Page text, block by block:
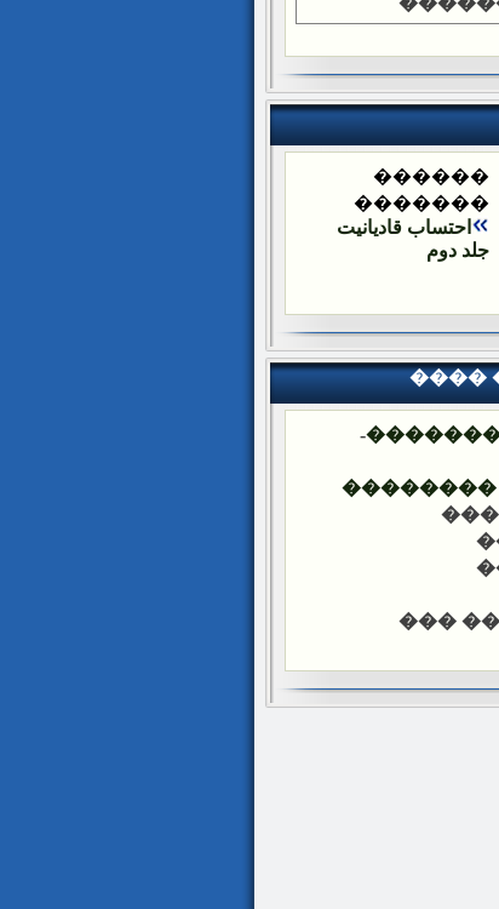
������
�������
احتساب قادیانیت
جلد دوم
����
-
����
-
-
-
-���